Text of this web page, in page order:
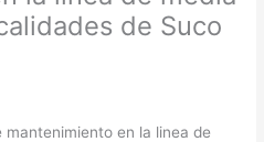
de Suco
en la linea de